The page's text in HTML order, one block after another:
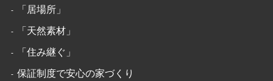
「居場所」
「天然素材」
「住み継ぐ」
保証制度で安心の家づくり